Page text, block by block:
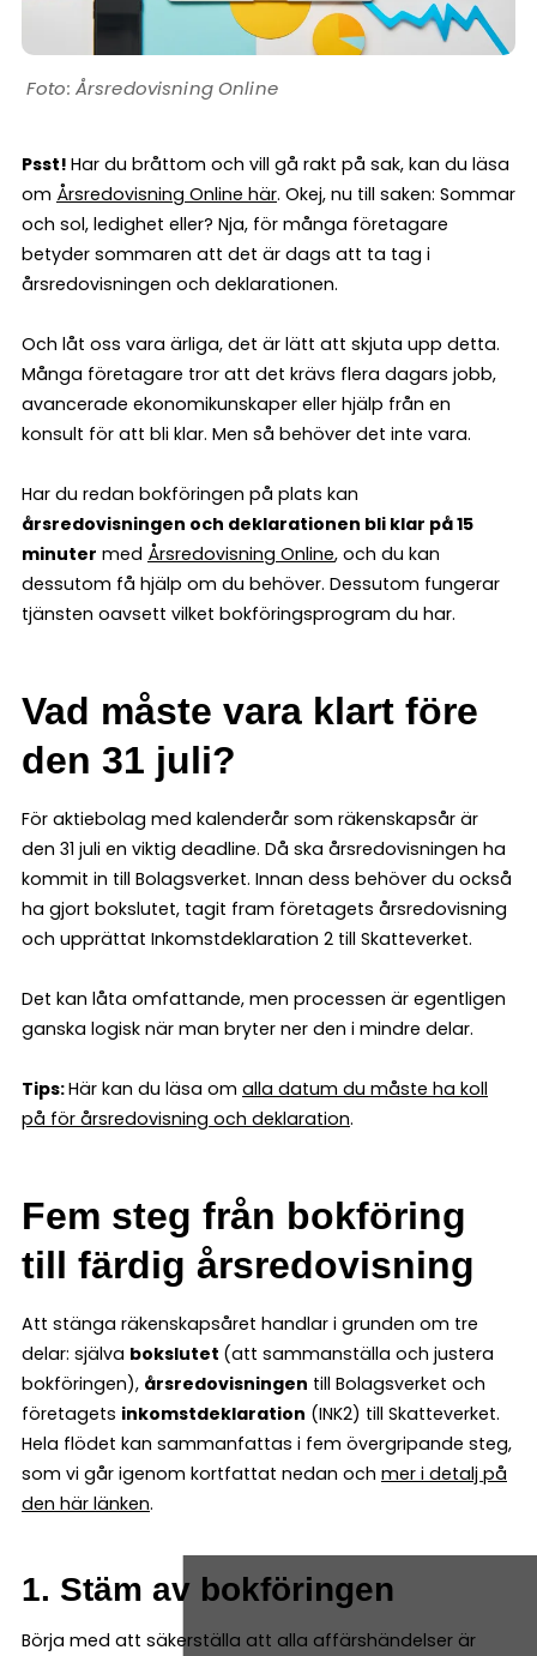
Årsredovisning Online
Psst! Har du bråttom och vill gå rakt på sak, kan du läsa
om Årsredovisning Online här. Okej, nu till saken: Sommar
och sol, ledighet eller? Nja, för många företagare
betyder sommaren att det är dags att ta tag i
årsredovisningen och deklarationen.
Och låt oss vara ärliga, det är lätt att skjuta upp detta.
Många företagare tror att det krävs flera dagars jobb,
avancerade ekonomikunskaper eller hjälp från en
konsult för att bli klar. Men så behöver det inte vara.
Har du redan bokföringen på plats kan
årsredovisningen och deklarationen bli klar på 15
minuter med Årsredovisning Online, och du kan
dessutom få hjälp om du behöver. Dessutom fungerar
tjänsten oavsett vilket bokföringsprogram du har.
Vad måste vara klart före
den 31 juli?
För aktiebolag med kalenderår som räkenskapsår är
den 31 juli en viktig deadline. Då ska årsredovisningen ha
kommit in till Bolagsverket. Innan dess behöver du också
ha gjort bokslutet, tagit fram företagets årsredovisning
och upprättat Inkomstdeklaration 2 till Skatteverket.
Det kan låta omfattande, men processen är egentligen
ganska logisk när man bryter ner den i mindre delar.
Tips:Här kan du läsa om alla datum du måste ha koll
på för årsredovisning och deklaration.
Fem steg från bokföring
till färdig årsredovisning
Att stänga räkenskapsåret handlar i grunden om tre
delar: själva bokslutet (att sammanställa och justera
bokföringen), årsredovisningen till Bolagsverket och
företagets inkomstdeklaration (INK2) till Skatteverket.
Hela flödet kan sammanfattas i fem övergripande steg,
som vi går igenom kortfattat nedan och mer i detalj på
den här länken.
1. Stäm av bokföringen
Börja med att säkerställa att alla affärshändelser är